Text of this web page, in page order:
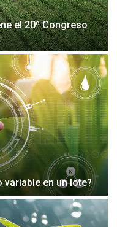
el 20º Congreso
variable en un lote?